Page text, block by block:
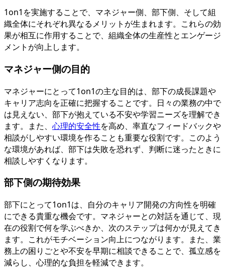
1on1を実施することで、マネジャー側、部下側、そして組
織全体にそれぞれ異なるメリットが生まれます。これらの効
果が相互に作用することで、組織全体の生産性とエンゲージ
メントが向上します。
マネジャー側の目的
マネジャーにとって1on1の主な目的は、部下の成長課題や
キャリア志向を正確に把握することです。日々の業務の中で
は見えない、部下が抱えている不安や学習ニーズを理解でき
ます。また、 心理的安全性を高め、率直なフィードバックや
相談がしやすい環境を作ることも重要な役割です。このよう
な環境があれば、部下は失敗を恐れず、判断に迷ったときに
相談しやすくなります。
部下側の期待効果
部下にとって1on1は、自分のキャリア開発の方向性を明確
にできる貴重な機会です。マネジャーとの対話を通じて、現
在の役割で何を学ぶべきか、次のステップは何かが見えてき
ます。これがモチベーション向上につながります。また、業
務上の困りごとや不安を早期に相談できることで、孤立感を
減らし、心理的な負担を軽減できます。